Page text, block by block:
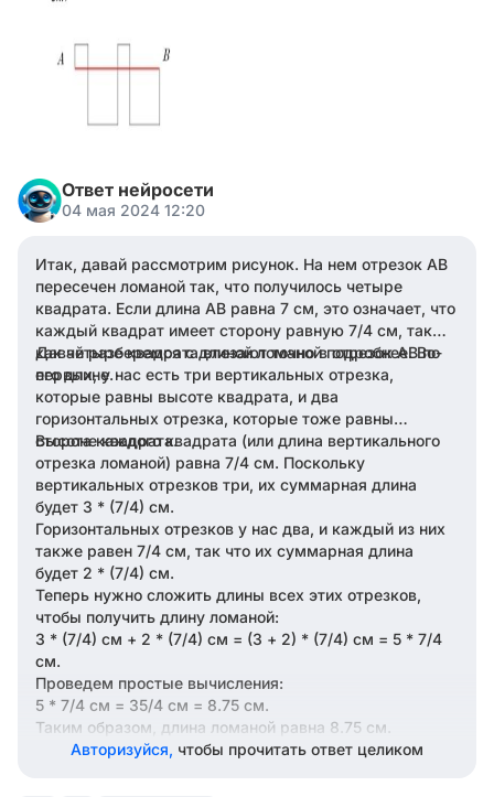
Ответ нейросети
04 мая 2024 12:20
Итак, давай рассмотрим рисунок. На нем отрезок AB
пересечен ломаной так, что получилось четыре
квадрата. Если длина AB равна 7 см, это означает, что
каждый квадрат имеет сторону равную 7/4 см, так
как четыре квадрата влезают точно в отрезок AB по
его длине.
Давай разберемся с длиной ломаной подробнее. Во-
первых, у нас есть три вертикальных отрезка,
которые равны высоте квадрата, и два
горизонтальных отрезка, которые тоже равны
стороне квадрата.
Высота каждого квадрата (или длина вертикального
отрезка ломаной) равна 7/4 см. Поскольку
вертикальных отрезков три, их суммарная длина
будет 3 * (7/4) см.
Горизонтальных отрезков у нас два, и каждый из них
также равен 7/4 см, так что их суммарная длина
будет 2 * (7/4) см.
Теперь нужно сложить длины всех этих отрезков,
чтобы получить длину ломаной:
3 * (7/4) см + 2 * (7/4) см = (3 + 2) * (7/4) см = 5 * 7/4
см.
Проведем простые вычисления:
5 * 7/4 см = 35/4 см = 8.75 см.
Таким образом, длина ломаной равна 8.75 см.
Авторизуйся, чтобы прочитать ответ целиком